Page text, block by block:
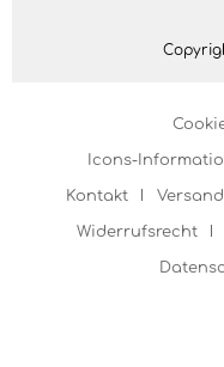
Icons-
Kontakt
Widerrufsrecht